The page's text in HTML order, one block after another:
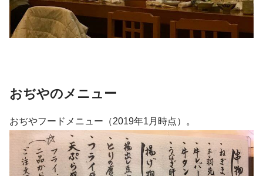
おぢやのメニュー
おぢやフードメニュー（2019年1月時点）。